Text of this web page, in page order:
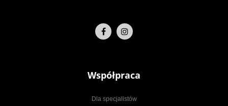
Współpraca
Dla specjalistów